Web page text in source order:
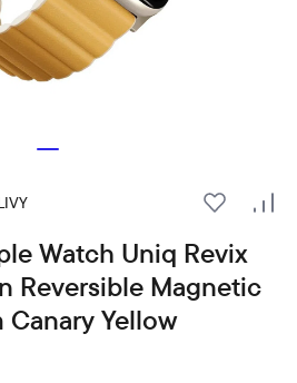
В
Watch Uniq Revix
Reversible Magnetic
Yellow